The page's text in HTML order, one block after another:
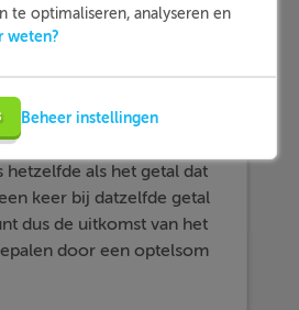
leggen we je hier uit.
getal 843verdubbelen
hetzelfde als het getal dat
keer bij datzelfde getal
dus de uitkomst van het
door een optelsom
te optimaliseren, analyseren en
weten?
Beheer instellingen